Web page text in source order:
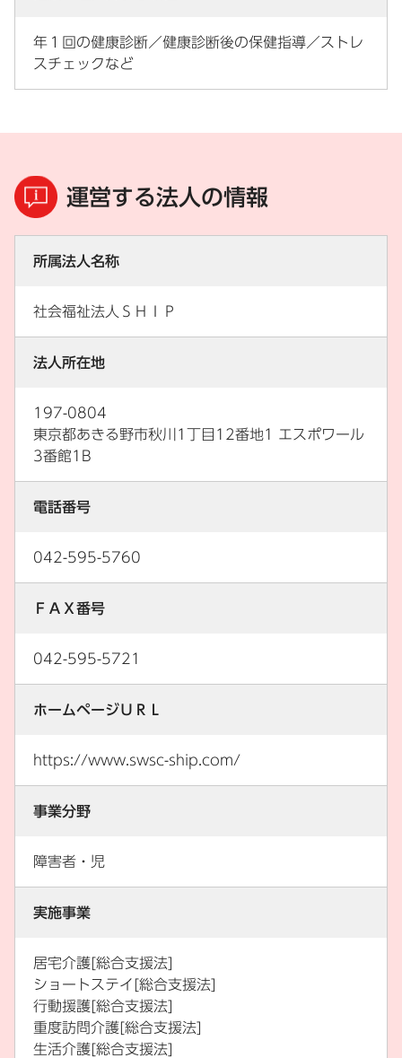
年１回の健康診断／健康診断後の保健指導／ストレ
スチェックなど
運営する法人の情報
所属法人名称
社会福祉法人ＳＨＩＰ
法人所在地
197-0804
東京都あきる野市秋川1丁目12番地1 エスポワール
3番館1B
電話番号
042-595-5760
ＦＡＸ番号
042-595-5721
ホームページＵＲＬ
https://www.swsc-ship.com/
事業分野
障害者・児
実施事業
居宅介護[総合支援法]
ショートステイ[総合支援法]
行動援護[総合支援法]
重度訪問介護[総合支援法]
生活介護[総合支援法]